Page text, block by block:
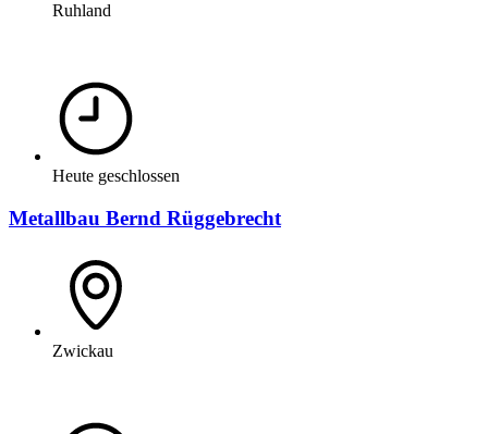
Ruhland
Heute geschlossen
Metallbau Bernd Rüggebrecht
Zwickau